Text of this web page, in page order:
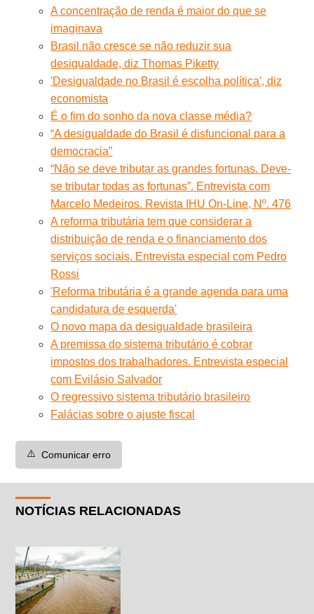
A concentração de renda é maior do que se
imaginava
Brasil não cresce se não reduzir sua
desigualdade, diz Thomas Piketty
'Desigualdade no Brasil é escolha política', diz
economista
É o fim do sonho da nova classe média?
“A desigualdade do Brasil é disfuncional para a
democracia”
“Não se deve tributar as grandes fortunas. Deve-
se tributar todas as fortunas”. Entrevista com
Marcelo Medeiros. Revista IHU On-Line, Nº. 476
A reforma tributária tem que considerar a
distribuição de renda e o financiamento dos
serviços sociais. Entrevista especial com Pedro
Rossi
'Reforma tributária é a grande agenda para uma
candidatura de esquerda'
O novo mapa da desigualdade brasileira
A premissa do sistema tributário é cobrar
impostos dos trabalhadores. Entrevista especial
com Evilásio Salvador
O regressivo sistema tributário brasileiro
Falácias sobre o ajuste fiscal
⚠️ Comunicar erro
NOTÍCIAS RELACIONADAS